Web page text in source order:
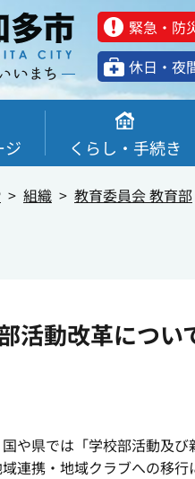
緊急・防
休⽇・夜
ジ くらし・手続き
組織 教育委員会 教育部
活動改革につい
や県では「学校部活動及び
連携・地域クラブへの移